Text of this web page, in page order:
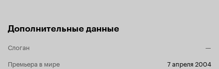
Дополнительные данные
Слоган
—
Премьера в мире
7 апреля 2004